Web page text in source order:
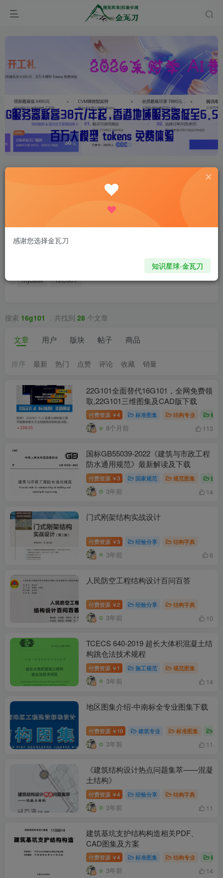
规范 图集 水池 软件 OpenClaw 工程
标准
混凝土
企业
建筑工程安全生产
mybase
12G901
搜索 16g101 ，共找到 28 个文章
文章 用户 版块 帖子 商品
排序 最新 热门 点赞 评论 收藏 销量
22G101全面替代16G101，全网免费领
取,22G101三维图集及CAD版下载
付费资源 ￥4 标准图集 结构专业 规范
8个月前 113
国标GB55039-2022《建筑与市政工程
防水通用规范》最新解读及下载
付费资源 ￥3 国家规范 规范图集 设计
3年前 14
门式刚架结构实战设计
付费资源 ￥3 经验分享 结构字典
3年前 6
人民防空工程结构设计百问百答
付费资源 ￥2 经验分享 结构字典
3年前 10
TCECS 640-2019 超长大体积混凝土结
构跳仓法技术规程
付费资源 ￥ 1 施工规范 规范图集
3年前 14
地区图集介绍-中南标全专业图集下载
付费资源 ￥ 10 建筑专业 标准图集
3年前 11
《建筑结构设计热点问题集萃——混凝
土结构》
付费资源 ￥4 经验分享 结构字典
3年前 11
建筑基坑支护结构构造相关PDF、
CAD图集及方案
付费资源 ￥4 标准图集 结构专业 规范
3年前 14
感谢您选择金瓦刀
知识星球-金瓦刀